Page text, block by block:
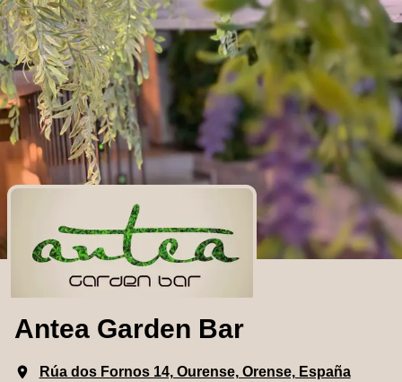
Antea Garden Bar
Rúa dos Fornos 14, Ourense, Orense, España